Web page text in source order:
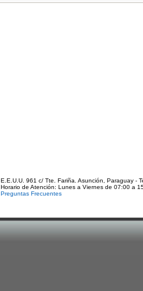
E.E.U.U. 961 c/ Tte. Fariña. Asunción, Paraguay -
Horario de Atención: Lunes a Viernes de 07:00 a
Preguntas Frecuentes